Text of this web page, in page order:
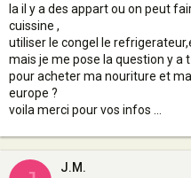
la il y a des appart ou on peut
cuissine ,
utiliser le congel le
mais je me pose la question y
pour acheter ma nouriture et
europe ?
voila merci pour vos infos ...
J.M.